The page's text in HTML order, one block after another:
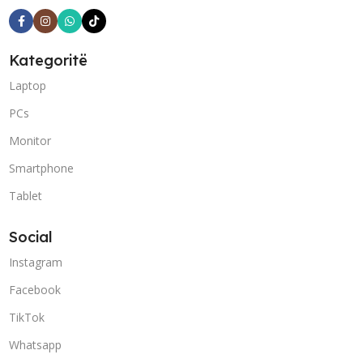
Kategoritë
Laptop
PCs
Monitor
Smartphone
Tablet
Social
Instagram
Facebook
TikTok
Whatsapp